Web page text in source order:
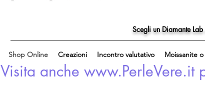
Scegli un Diamante
Shop Online Creazioni Incontro valutativo Moissanite
Visita anche www.PerleVere.it